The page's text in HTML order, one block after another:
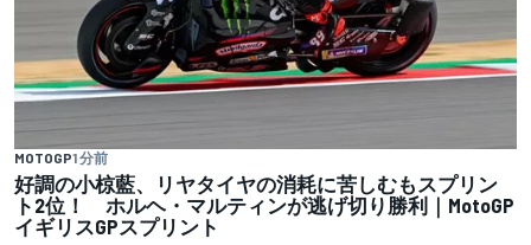
MOTOGP1 分前
好調の小椋藍、リヤタイヤの消耗に苦しむもスプリン
ト2位！ ホルヘ・マルティンが逃げ切り勝利｜MotoGP
イギリスGPスプリント